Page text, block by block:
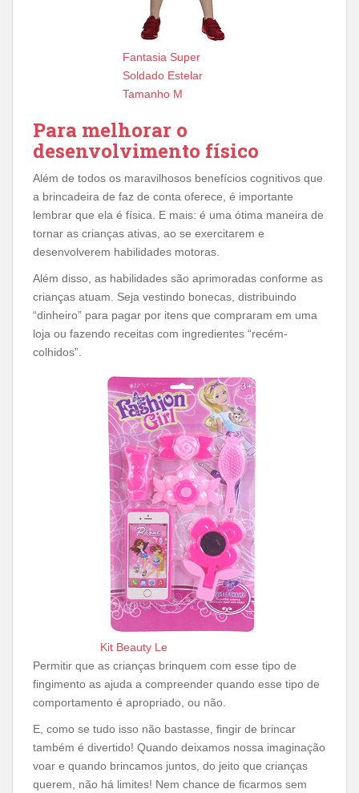
Fantasia Super
Soldado Estelar
Tamanho M
Para melhorar o
desenvolvimento físico
Além de todos os maravilhosos benefícios cognitivos que
a brincadeira de faz de conta oferece, é importante
lembrar que ela é física. E mais: é uma ótima maneira de
tornar as crianças ativas, ao se exercitarem e
desenvolverem habilidades motoras.
Além disso, as habilidades são aprimoradas conforme as
crianças atuam. Seja vestindo bonecas, distribuindo
“dinheiro” para pagar por itens que compraram em uma
loja ou fazendo receitas com ingredientes “recém-
colhidos”.
Kit Beauty Le
Permitir que as crianças brinquem com esse tipo de
fingimento as ajuda a compreender quando esse tipo de
comportamento é apropriado, ou não.
E, como se tudo isso não bastasse, fingir de brincar
também é divertido! Quando deixamos nossa imaginação
voar e quando brincamos juntos, do jeito que crianças
querem, não há limites! Nem chance de ficarmos sem